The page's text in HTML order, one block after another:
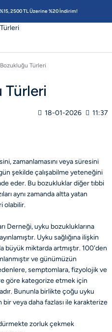
2500 TL Üzerine %20 İndirim!
Türleri
Türleri
18-01-2026 11:37
zamanlamasını veya süresini
şekilde çalışabilme yeteneğini
eder. Bu bozukluklar diğer tıbbi
aynı zamanda altta yatan
olabilir.
Derneği, uyku bozukluklarına
Uyku sağlığına ilişkin
büyük miktarda artmıştır. 100'den
ve günümüzün
semptomlara, fizyolojik ve
göre kategorize etmek için
Bununla birlikte çoğu uyku
veya daha fazlası ile karakterize
zorluk çekmek